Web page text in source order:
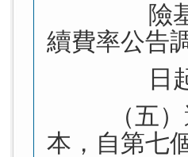
險
續費率公告
日
（五
本，自第七